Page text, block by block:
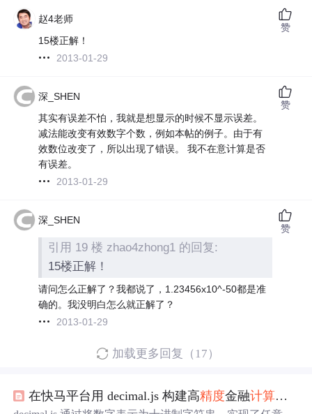
赵4老师
15楼正解！
2013-01-29
赞
深_SHEN
其实有误差不怕，我就是想显示的时候不显示误差。
减法能改变有效数字个数，例如本帖的例子。由于有
效数位改变了，所以出现了错误。 我不在意计算是否
有误差。
2013-01-29
赞
深_SHEN
引用 19 楼 zhao4zhong1 的回复:
15楼正解！
请问怎么正解了？我都说了，1.23456x10^-50都是准
确的。我没明白怎么就正解了？
2013-01-29
赞
加载更多回复（17）
在快马平台用 decimal.js 构建高精度金融计算器